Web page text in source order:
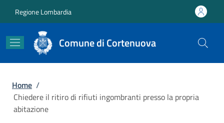
Regione Lombardia
Comune di Cortenuova
Briciole di pane
Home /
Chiedere il ritiro di rifiuti ingombranti presso la propria
abitazione